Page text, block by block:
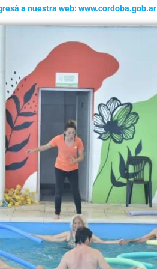
a nuestra web: www.cordoba.gob.ar